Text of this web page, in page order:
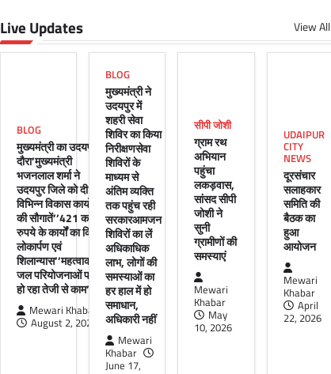
Live Updates View All
BLOG
मुख्यमंत्री का उदयपुर
दौरा’मुख्यमंत्री
भजनलाल शर्मा ने
उदयपुर जिले को दी
विभिन्न विकास कार्यों
की सौगातें’’421 करोड़
रुपये के कार्यों का किया
लोकार्पण एवं
शिलान्यास’’महत्वाकांक्षी
जल परियोजनाओं पर
हो रहा तेजी से काम’
Mewari Khabar
August 2, 2026
BLOG
मुख्यमंत्री ने
उदयपुर में
शहरी सेवा
शिविर का किया
निरीक्षणसेवा
शिविरों के
माध्यम से
अंतिम व्यक्ति
तक पहुंच रही
सरकारआमजन
शिविरों का लें
अधिकाधिक
लाभ, लोगों की
समस्याओं का
हर हाल में हो
समाधान,
अधिकारी नहीं
Mewari
Khabar
June 17,
सीपी जोशी
ग्राम रथ
अभियान
पहुंचा
लकड़वास,
सांसद सीपी
जोशी ने
सुनी
ग्रामीणों की
समस्याएं
Mewari
Khabar
May
10, 2026
UDAIPUR
CITY
NEWS
दूरसंचार
सलाहकार
समिति की
बैठक का
हुआ
आयोजन
Mewari
Khabar
April
22, 2026